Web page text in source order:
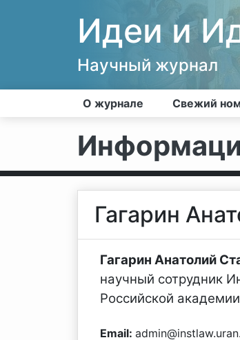
Идеи и
Научный журнал
О журнале Свежий
Гагарин
Гагарин Анатолий
научный сотрудник
Российской
Email: